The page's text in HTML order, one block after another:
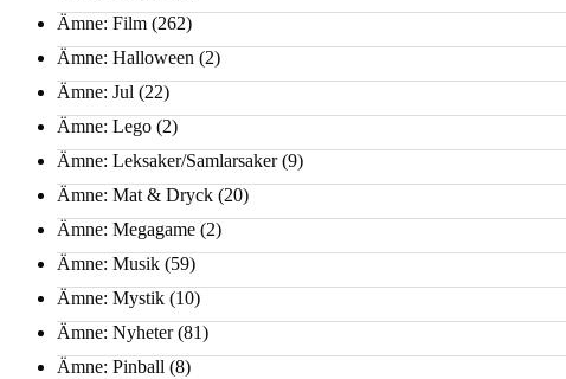
Ämne: Film (262)
Ämne: Halloween (2)
Ämne: Jul (22)
Ämne: Lego (2)
Ämne: Leksaker/Samlarsaker(9)
Ämne: Mat & Dryck (20)
Ämne: Megagame (2)
Ämne: Musik (59)
Ämne: Mystik (10)
Ämne: Nyheter(81)
Ämne: Pinball (8)